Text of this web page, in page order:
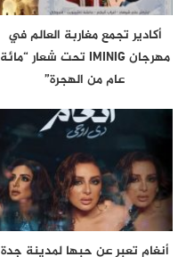
أكادير تجمع مغاربة العالم في
مهرجان IMINIG تحت شعار “مائة
عام من الهجرة”
أنغام تعبر عن حبها لمدينة جدة